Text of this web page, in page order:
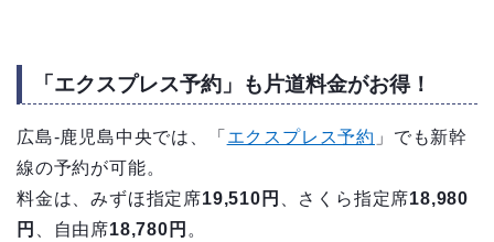
「エクスプレス予約」も片道料金がお得！
広島-鹿児島中央では、「 エクスプレス予約 」でも新幹
線の予約が可能。
料金は、みずほ指定席19,510円 、さくら指定席18,980
円
、自由席18,780円 。